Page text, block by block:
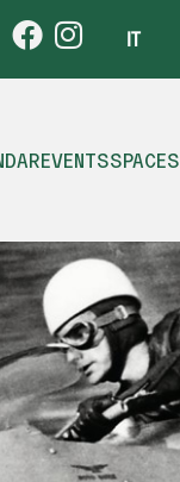
IT
EVENTSSPACES